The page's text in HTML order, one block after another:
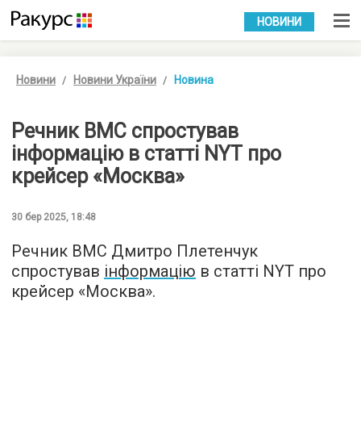
УКР РУС
НОВИНИ
Новини Новини України Новина
Речник ВМС спростував
інформацію в статті NYT про
крейсер «Москва»
30 бер 2025, 18:48
Речник ВМС Дмитро Плетенчук
спростував інформацію в статті NYT про
крейсер «Москва».